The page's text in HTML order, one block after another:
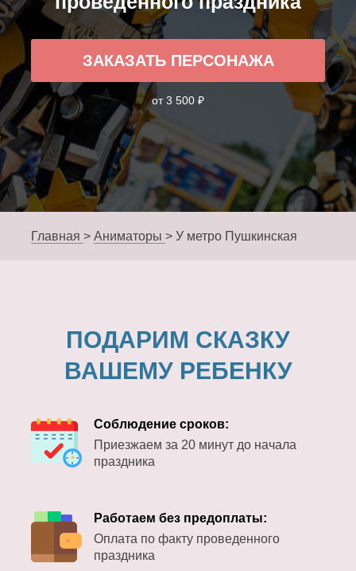
ЗАКАЗАТЬ ПЕРСОНАЖА
от 3 500 ₽
Главная > Аниматоры > У метро Пушкинская
ПОДАРИМ СКАЗКУ
ВАШЕМУ РЕБЕНКУ
Соблюдение сроков:
Приезжаем за 20 минут до начала
праздника
Работаем без предоплаты:
Оплата по факту проведенного
праздника